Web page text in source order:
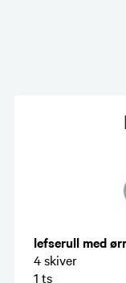
lefserull med
4skiver
1 ts